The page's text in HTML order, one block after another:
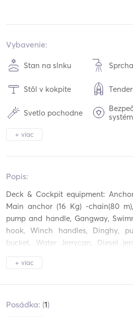
Vybavenie:
Stan na slnku
Stôl v kokpite
Svetlo pochodne
systém
Rúra
Navigačný systém
+ viac
Popis:
Deck & Cockpit equipment:
Main anchor (16 Kg) -chain(80
pump and handle, Gangway,
hook, Winch handles, Dinghy,
bucket, Water Jerrycan, Diesel
cushions, Set of tools, Spare fuses
+ viac
Posádka: (1)